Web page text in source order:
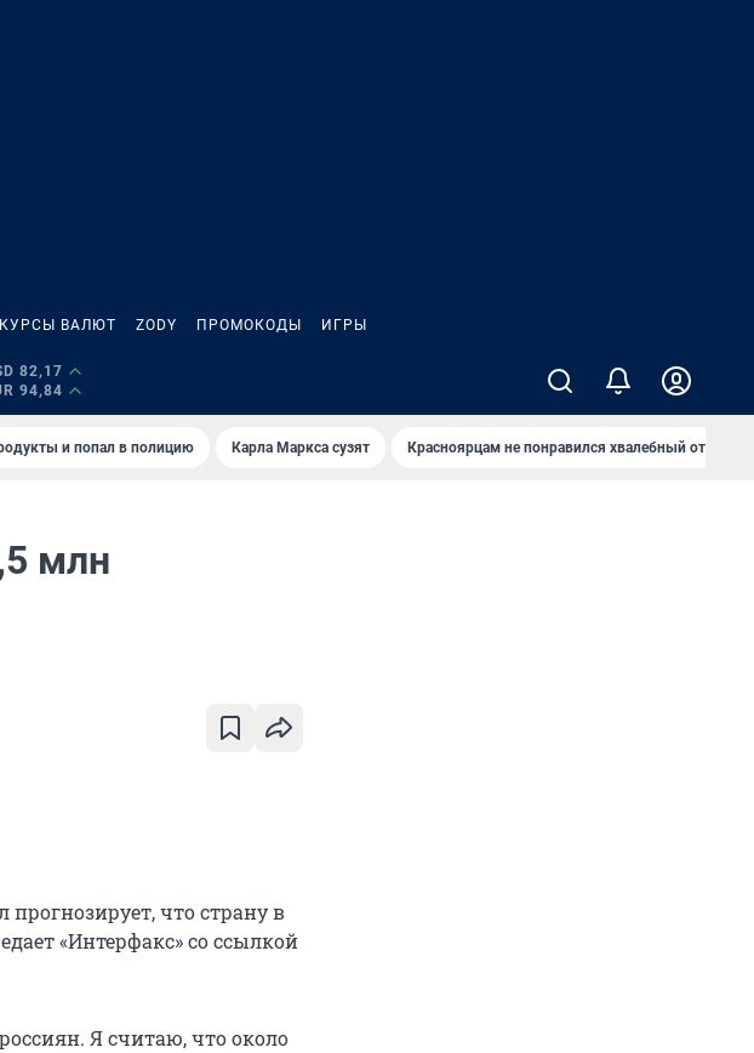
КУРСЫ ВАЛЮТ ZODY ПРОМОКОДЫ ИГРЫ
82,17
94,84
и попал в полицию Карла Маркса сузят Красноярцам не понравился хвалебный отзыв о
млн
что страну в
«Интерфакс» со ссылкой
Я считаю, что около